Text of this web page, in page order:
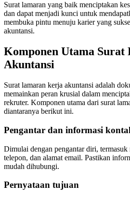
Surat lamaran yang baik menciptakan
dan dapat menjadi kunci untuk
membuka pintu menuju karier yang
akuntansi.
Komponen Utama
Akuntansi
Surat lamaran kerja akuntansi adalah
memainkan peran krusial dalam
rekruter. Komponen utama dari surat
diantaranya berikut ini.
Pengantar dan informasi
Dimulai dengan pengantar diri, termasuk
telepon, dan alamat email. Pastikan
mudah dihubungi.
Pernyataan tujuan